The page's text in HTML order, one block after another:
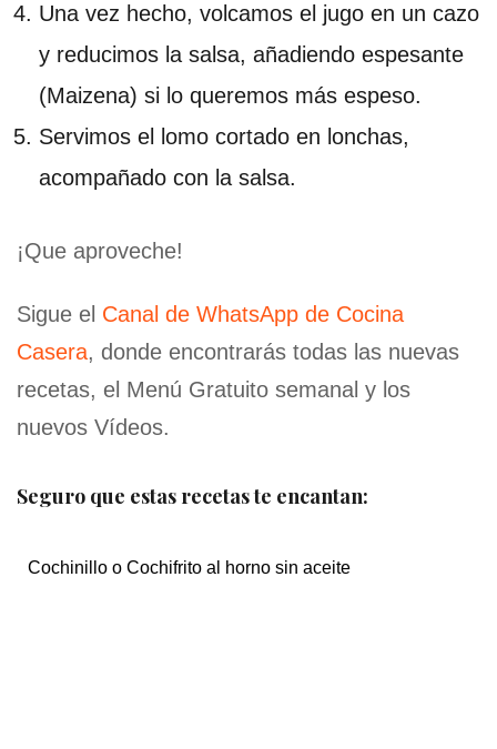
Una vez hecho, volcamos el jugo en un cazo
y reducimos la salsa, añadiendo espesante
(Maizena) si lo queremos más espeso.
Servimos el lomo cortado en lonchas,
acompañado con la salsa.
¡Que aproveche!
Sigue el Canal de WhatsApp de Cocina
Casera, donde encontrarás todas las nuevas
recetas, el Menú Gratuito semanal y los
nuevos Vídeos.
Seguro que estas recetas te encantan:
Cochinillo o Cochifrito al horno sin aceite